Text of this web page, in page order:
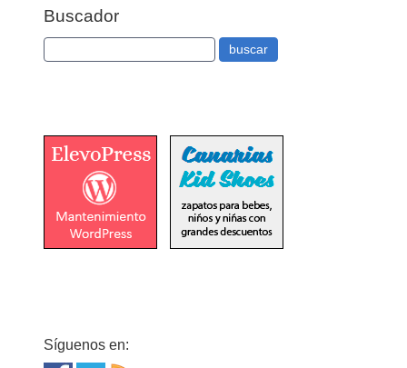
Buscador
Síguenos en: